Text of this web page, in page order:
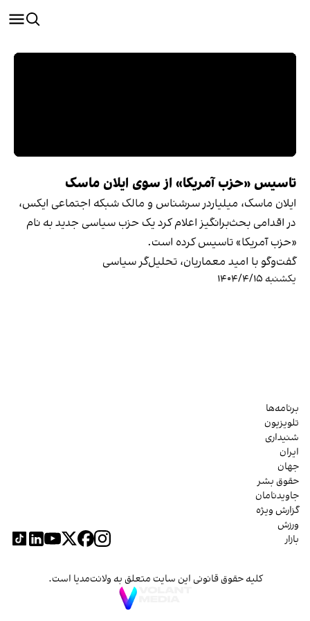
تاسیس «حزب آمریکا» از سوی ایلان ماسک
ایلان ماسک، میلیاردر سرشناس و مالک شبکه اجتماعی ایکس،
در اقدامی بحث‌برانگیز اعلام کرد یک حزب سیاسی جدید به نام
«حزب آمریکا» تاسیس کرده است.
گفت‌وگو با امید معماریان، تحلیل‌گر سیاسی
یکشنبه ۱۴۰۴/۴/۱۵
برنامه‌ها
تلویزیون
شنیداری
ایران
جهان
حقوق بشر
جاویدنامان
گزارش ویژه
ورزش
بازار
کلیه حقوق قانونی این سایت متعلق به ولانت‌مدیا است.